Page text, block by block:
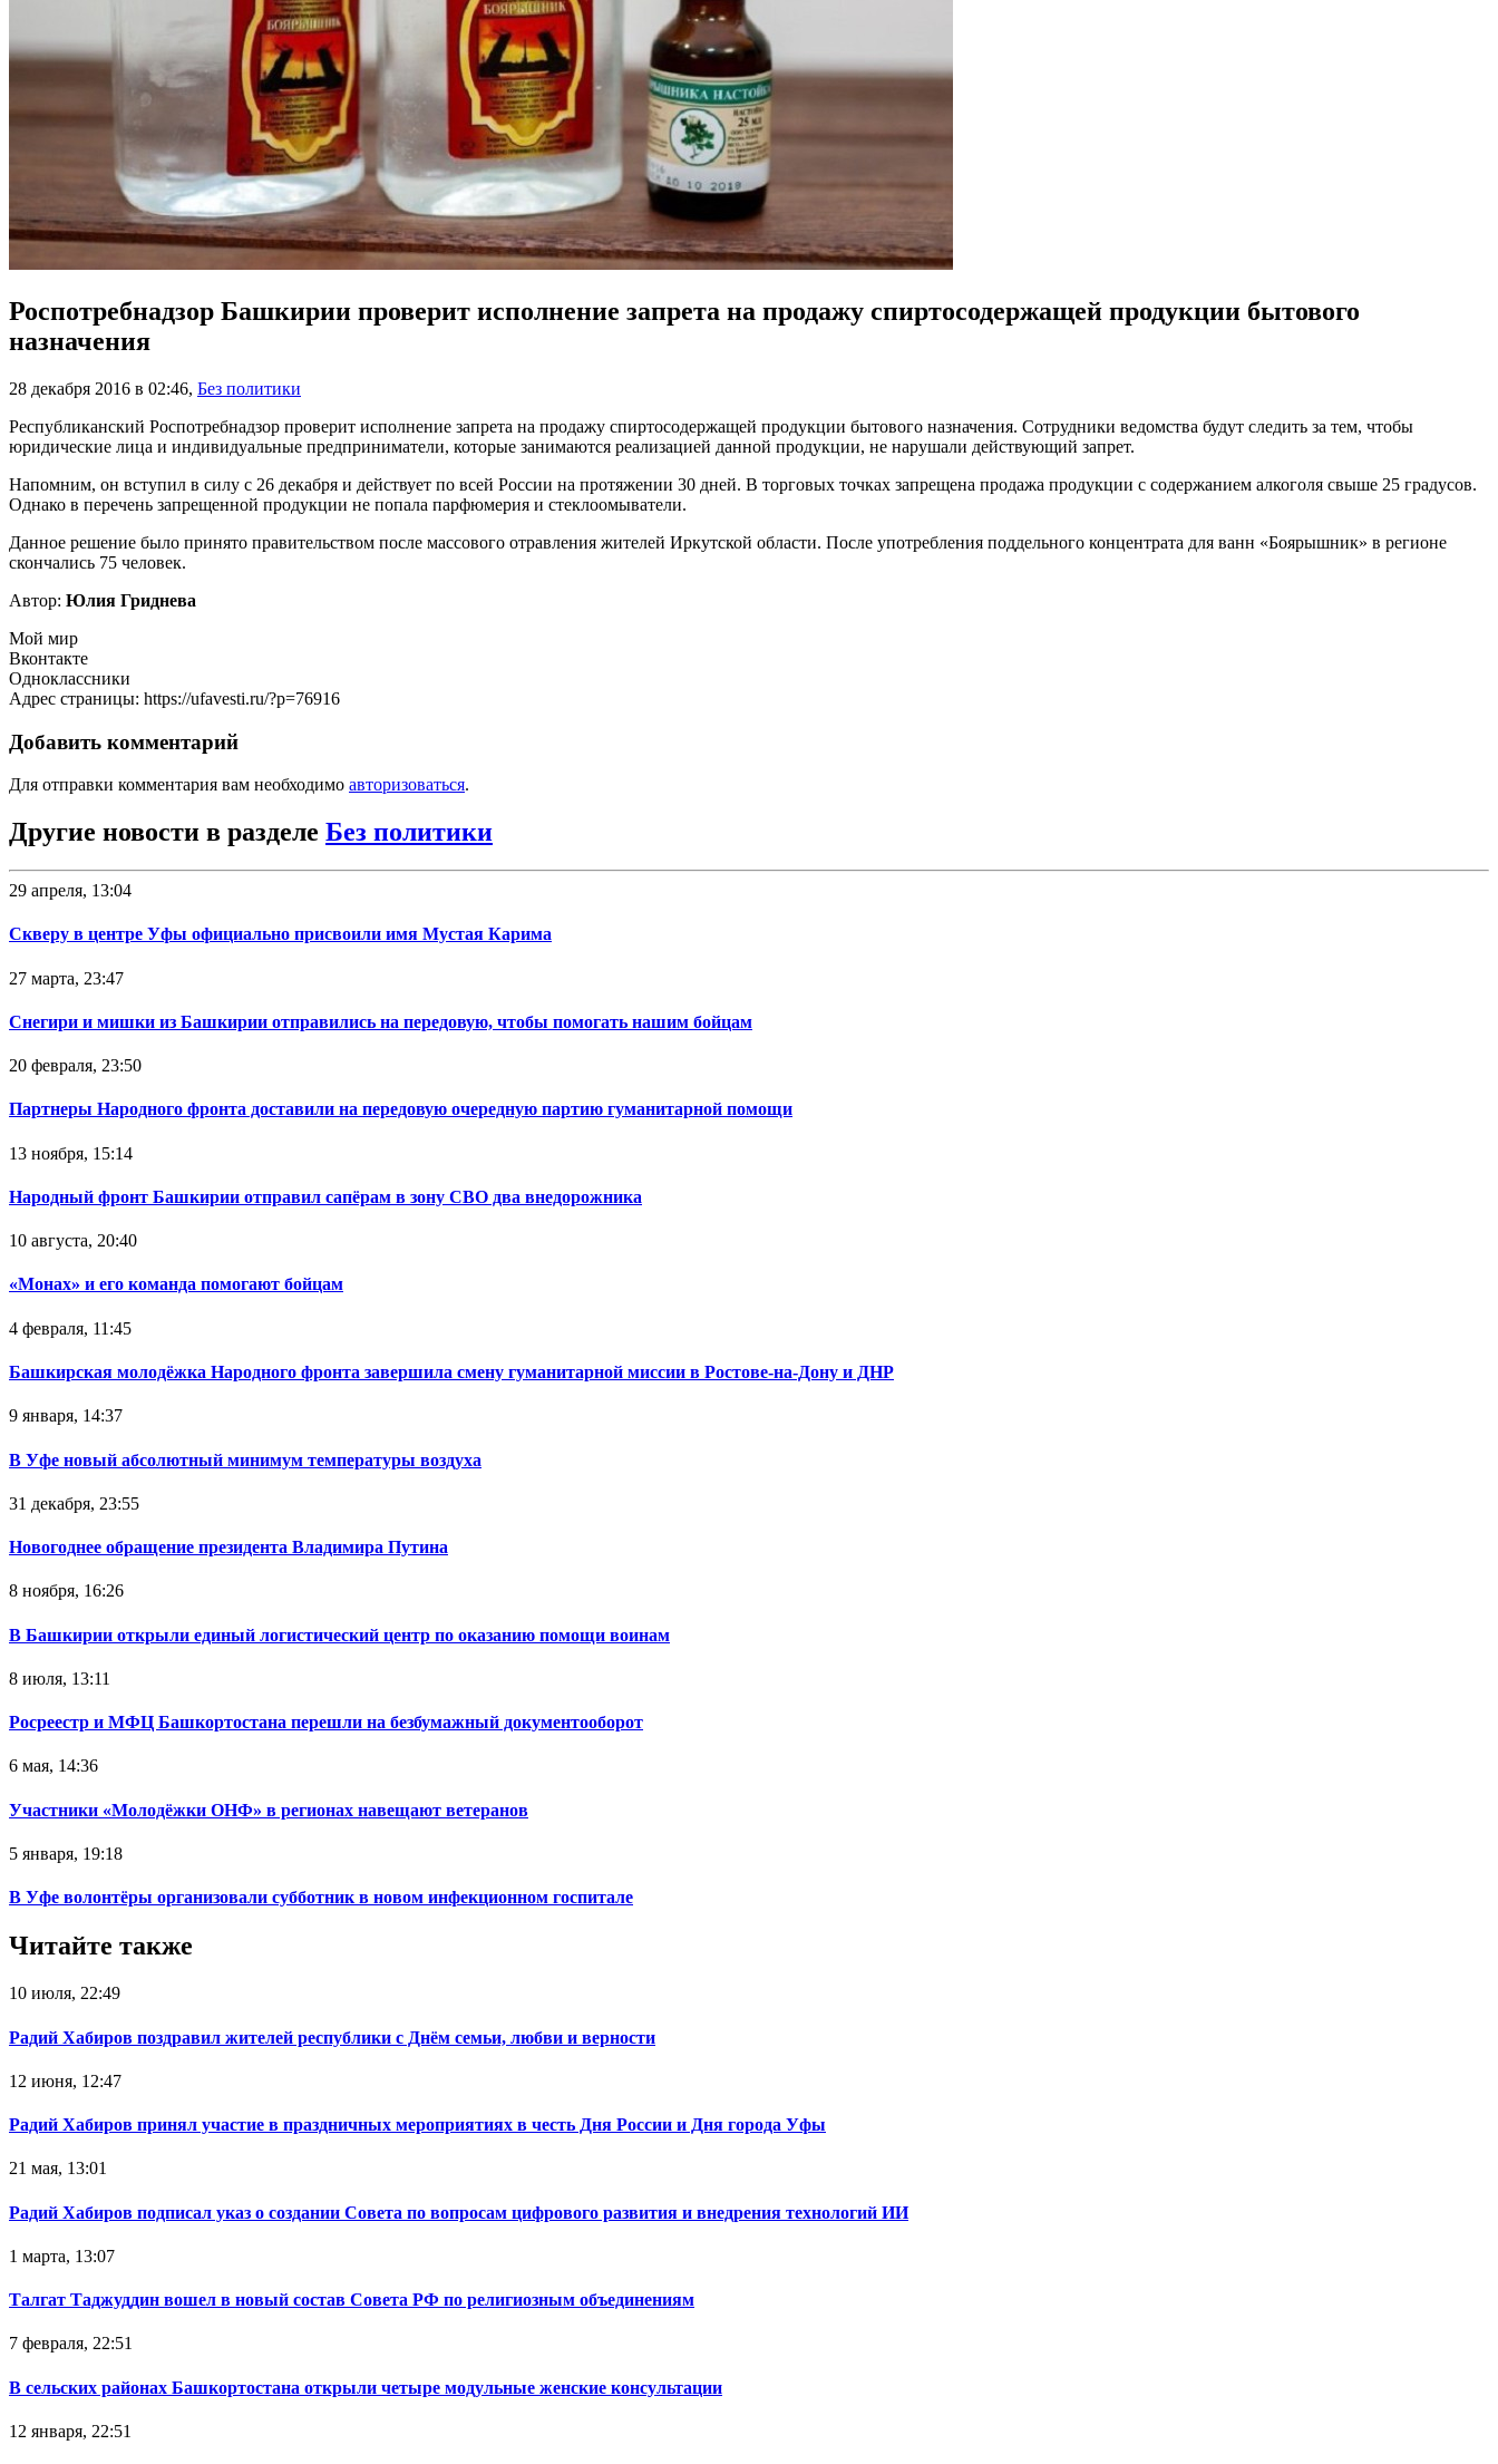
Роспотребнадзор Башкирии проверит исполнение запрета на продажу спиртосодержащей продукции бытового
назначения
28 декабря 2016 в 02:46, Без политики
Республиканский Роспотребнадзор проверит исполнение запрета на продажу спиртосодержащей продукции бытового назначения. Сотрудники ведомства будут следить за тем, чтобы
юридические лица и индивидуальные предприниматели, которые занимаются реализацией данной продукции, не нарушали действующий запрет.
Напомним, он вступил в силу с 26 декабря и действует по всей России на протяжении 30 дней. В торговых точках запрещена продажа продукции с содержанием алкоголя свыше 25 градусов.
Однако в перечень запрещенной продукции не попала парфюмерия и стеклоомыватели.
Данное решение было принято правительством после массового отравления жителей Иркутской области. После употребления поддельного концентрата для ванн «Боярышник» в регионе
скончались 75 человек.
Автор: Юлия Гриднева
Мой мир
Вконтакте
Одноклассники
Адрес страницы: https://ufavesti.ru/?p=76916
Добавить комментарий
Для отправки комментария вам необходимо авторизоваться.
Другие новости в разделе Без политики
29 апреля, 13:04
Скверу в центре Уфы официально присвоили имя Мустая Карима
27 марта, 23:47
Снегири и мишки из Башкирии отправились на передовую, чтобы помогать нашим бойцам
20 февраля, 23:50
Партнеры Народного фронта доставили на передовую очередную партию гуманитарной помощи
13 ноября, 15:14
Народный фронт Башкирии отправил сапёрам в зону СВО два внедорожника
10 августа, 20:40
«Монах» и его команда помогают бойцам
4 февраля, 11:45
Башкирская молодёжка Народного фронта завершила смену гуманитарной миссии в Ростове-на-Дону и ДНР
9 января, 14:37
В Уфе новый абсолютный минимум температуры воздуха
31 декабря, 23:55
Новогоднее обращение президента Владимира Путина
8 ноября, 16:26
В Башкирии открыли единый логистический центр по оказанию помощи воинам
8 июля, 13:11
Росреестр и МФЦ Башкортостана перешли на безбумажный документооборот
6 мая, 14:36
Участники «Молодёжки ОНФ» в регионах навещают ветеранов
5 января, 19:18
В Уфе волонтёры организовали субботник в новом инфекционном госпитале
Читайте также
10 июля, 22:49
Радий Хабиров поздравил жителей республики с Днём семьи, любви и верности
12 июня, 12:47
Радий Хабиров принял участие в праздничных мероприятиях в честь Дня России и Дня города Уфы
21 мая, 13:01
Радий Хабиров подписал указ о создании Совета по вопросам цифрового развития и внедрения технологий ИИ
1 марта, 13:07
Талгат Таджуддин вошел в новый состав Совета РФ по религиозным объединениям
7 февраля, 22:51
В сельских районах Башкортостана открыли четыре модульные женские консультации
12 января, 22:51